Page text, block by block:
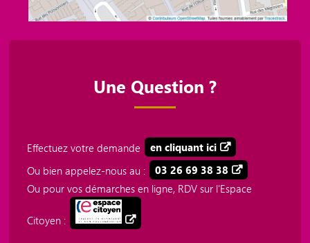
Une Question ?
Effectuez votre demande
en cliquant ici
Ou bien appelez-nous au :
03 26 69 38 38
Ou pour vos démarches en ligne, RDV sur l'Espace
Citoyen :